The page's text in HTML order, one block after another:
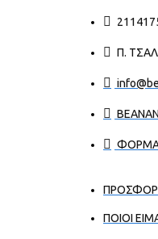
Π.
ΦΟΡΜΑ
ΠΟΙΟΙ